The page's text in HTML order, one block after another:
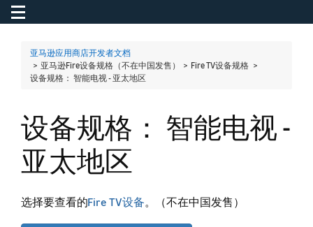
Toggle navigation
亚马逊应用商店开发者文档
> 亚马逊Fire设备规格（不在中国发售） > Fire TV设备规格 >
设备规格： 智能电视 - 亚太地区
设备规格： 智能电视 -
亚太地区
选择要查看的Fire TV设备。（不在中国发售）